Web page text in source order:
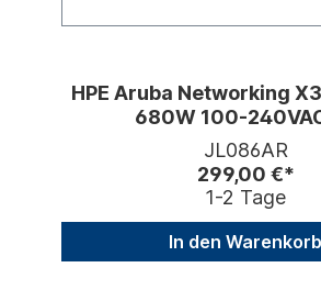
HPE Aruba Networking
680W 100-
JL086AR
299,00 €*
1-2 Tage
In den Warenkorb